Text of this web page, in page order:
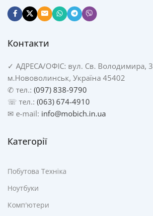
Контакти
✓ АДРЕСА/ОФІС: вул. Св. Володимира, 3
м.Нововолинськ, Україна 45402
✆ тел.: (097) 838-9790
☏ тел.: (063) 674-4910
✉ e-mail: info@mobich.in.ua
Категорії
Побутова Техніка
Ноутбуки
Комп'ютери